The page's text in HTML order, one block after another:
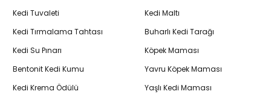
Kedi Tuvaleti
Kedi Tırmalama Tahtası
Kedi Su Pınarı
Bentonit Kedi Kumu
Kedi Krema Ödülü
Kedi Maltı
Buharlı Kedi Tarağı
Köpek Maması
Yavru Köpek Maması
Yaşlı Kedi Maması